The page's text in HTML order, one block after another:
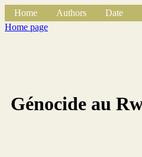
Home Authors Date
Home page
Génocide au